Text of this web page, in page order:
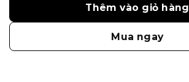
Thêm vào giỏ hàng
Mua ngay